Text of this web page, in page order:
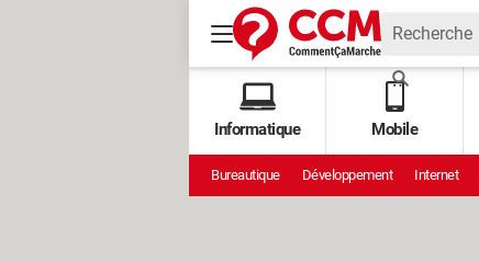
Informatique Mobile
Bureautique Développement Internet